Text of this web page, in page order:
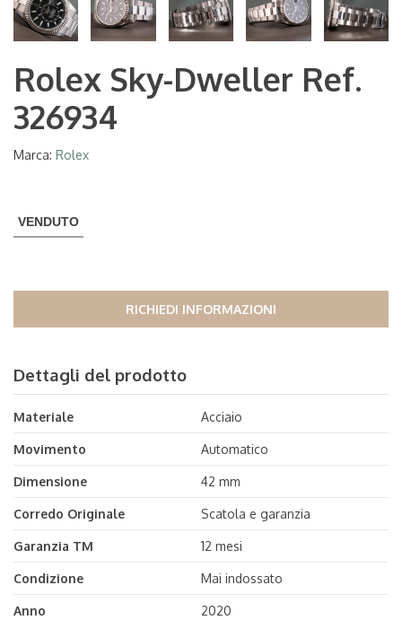
Rolex Sky-Dweller Ref.
326934
Marca: Rolex
VENDUTO
RICHIEDI INFORMAZIONI
Dettagli del prodotto
Materiale Acciaio
Movimento Automatico
Dimensione 42 mm
Corredo Originale Scatola e garanzia
Garanzia TM 12 mesi
Condizione Mai indossato
Anno 2020